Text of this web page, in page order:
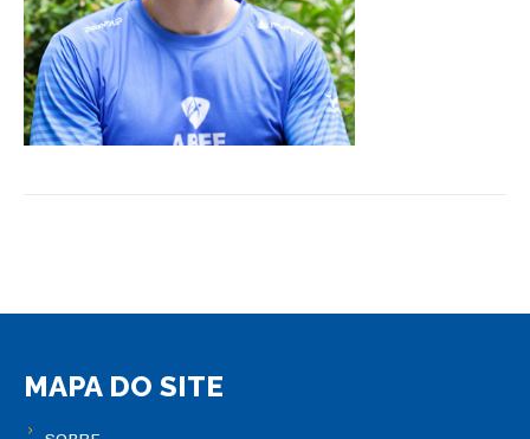
MAPA DO SITE